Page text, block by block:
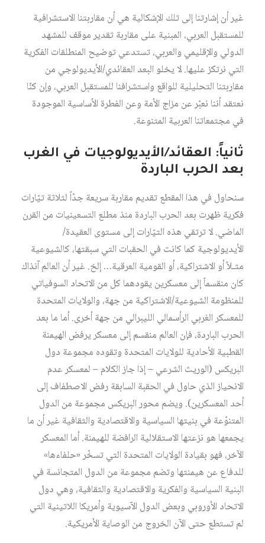
غير أن إشارتنا إلى تلك الإشكالية هي أن مقاربتنا الاستشرافية
للمستقبل العربي، المبنية على مقاربة تقدير موقف للمشهد
الدولي والإقليمي والعربي، تستدعي توضيح المنطلقات الفكرية
التي نرتكز عليها. لا يخلو البعد العقائدي/الأيديولوجي من
مقاربتنا التحليلية للواقع واستشرافنا للمستقبل العربي، وإن كنّا
نعتقد أننا نعبّر عن مزاج الأمة وعن الفطرة الأساسية الموجودة
في مجتمعاتنا العربية المتنوعة.
ثانياً: العقائد/الأيديولوجيات في الغرب
بعد الحرب الباردة
سنحاول في هذا المقطع تقديم مقاربة سريعة جدّاً لثلاثة تيّارات
فكرية ظهرت بعد الحرب الباردة منذ مطلع التسعينيات من القرن
الماضي. لا ترتقي هذه التيّارات إلى مستوى العقيدة/
الأيديولوجية كما كانت في الحقبات التي سبقتها، كالشيوعية
مثـلاً أو الاشتراكية، أو القومية العرقية… إلخ. غير أن العالم آنذاك
كان منقسماً إلى معسكرين يقودهما كل من الاتحاد السوفياتي
للمنظومة الشيوعية/الاشتراكية من جهة، والولايات المتحدة
للمعسكر الغربي الرأسمالي الليبرالي من جهة أخرى. أما ما بعد
الحرب الباردة، فإن العالم منقسم إلى معسكر يرفض الهيمنة
القطبية الأحادية للولايات المتحدة وتقوده مجموعة دول
البريكس (الوريث الشرعي – إذا جاز الكلام – لمعسكر عدم
الانحياز الذي حاول في الحقبة السابقة رفض الاصطفاف إلى
أحد المعسكرين). ويضم محور البريكس مجموعة من الدول
المتنوّعة في بنيتها السياسية والاقتصادية والثقافية غير أن ما
يجمعها هو نزعتها الاستقلالية الرافضة للهيمنة. أما المعسكر
الآخر، فهو بقيادة الولايات المتحدة التي تسخّر «حلفاءها»
للدفاع عن هيمنتها وتضم مجموعة من الدول المتجانسة في
البنية السياسية والفكرية والاقتصادية والثقافية، وهي دول
الاتحاد الأوروبي وبعض الدول الآسيوية وأمريكا اللاتينية التي
لم تستطع حتى الآن الخروج من الوصاية الأمريكية.